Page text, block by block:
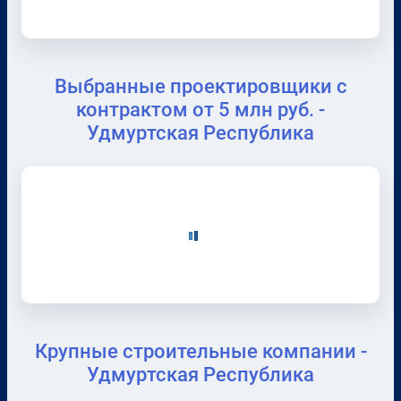
Выбранные проектировщики с
контрактом от 5 млн руб. -
Удмуртская Республика
Крупные строительные компании -
Удмуртская Республика